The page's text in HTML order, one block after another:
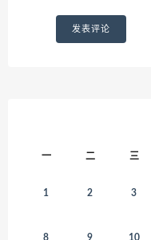
一 二 三
1 2 3
8 9 10